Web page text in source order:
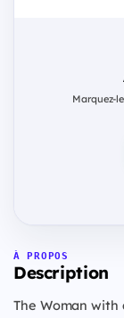
Marquez-
À PROPOS
Description
The Woman with